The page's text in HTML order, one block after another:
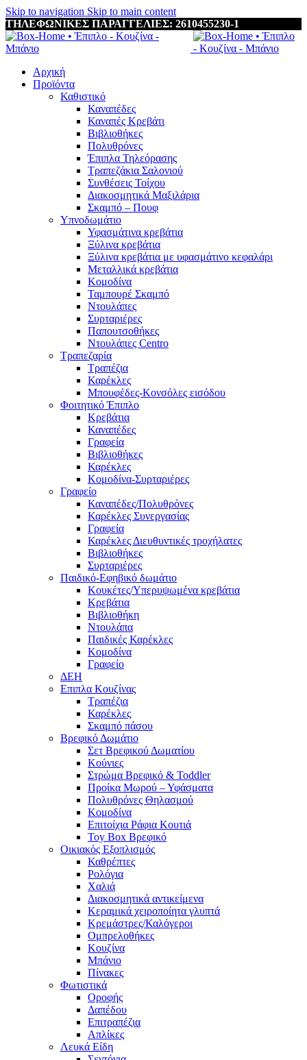
Skip to navigation Skip to main content
ΤΗΛΕΦΩΝΙΚΕΣ ΠΑΡΑΓΓΕΛΙΕΣ: 2610455230-1
Αρχική
Προϊόντα
Καθιστικό
Καναπέδες
Καναπές Κρεβάτι
Βιβλιοθήκες
Πολυθρόνες
Έπιπλα Τηλεόρασης
Τραπεζάκια Σαλονιού
Συνθέσεις Τοίχου
Διακοσμητικά Μαξιλάρια
Σκαμπό – Πουφ
Υπνοδωμάτιο
Υφασμάτινα κρεβάτια
Ξύλινα κρεβάτια
Ξύλινα κρεβάτια με υφασμάτινο κεφαλάρι
Mεταλλικά κρεβάτια
Κομοδίνα
Ταμπουρέ Σκαμπό
Ντουλάπες
Συρταριέρες
Παπουτσοθήκες
Ντουλάπες Centro
Τραπεζαρία
Τραπέζια
Καρέκλες
Μπουφέδες-Κονσόλες εισόδου
Φοιτητικό Έπιπλο
Κρεβάτια
Καναπέδες
Γραφεία
Βιβλιοθήκες
Καρέκλες
Κομοδίνα-Συρταριέρες
Γραφείο
Καναπέδες/Πολυθρὀνες
Καρέκλες Συνεργασίας
Γραφεία
Καρέκλες Διευθυντικές τροχήλατες
Βιβλιοθήκες
Συρταριέρες
Παιδικό-Εφηβικό δωμάτιο
Κουκέτες/Υπερυψωμένα κρεβάτια
Κρεβάτια
Βιβλιοθήκη
Ντουλάπα
Παιδικές Καρέκλες
Κομοδίνα
Γραφείο
ΔΕΗ
Επιπλα Κουζίνας
Τραπέζια
Καρέκλες
Σκαμπό πάσου
Βρεφικό Δωμάτιο
Σετ Βρεφικού Δωματίου
Κούνιες
Στρώμα Βρεφικό & Toddler
Προίκα Μωρού – Υφάσματα
Πολυθρόνες Θηλασμού
Κομοδίνα
Επιτοίχια Ράφια Κουτιά
Toy Box Βρεφικό
Οικιακός Εξοπλισμός
Καθρέπτες
Ρολόγια
Χαλιά
Διακοσμητικά αντικείμενα
Κεραμικά χειροποίητα γλυπτά
Κρεμάστρες/Καλόγεροι
Ομπρελοθήκες
Κουζίνα
Μπάνιο
Πίνακες
Φωτιστικά
Οροφής
Δαπέδου
Επιτραπέζια
Απλίκες
Λευκά Είδη